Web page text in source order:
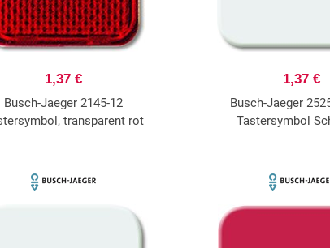
1,37 €
Busch-Jaeger 2145-12
transparent rot
1,37 €
Busch-Jaeger
Tastersymbol